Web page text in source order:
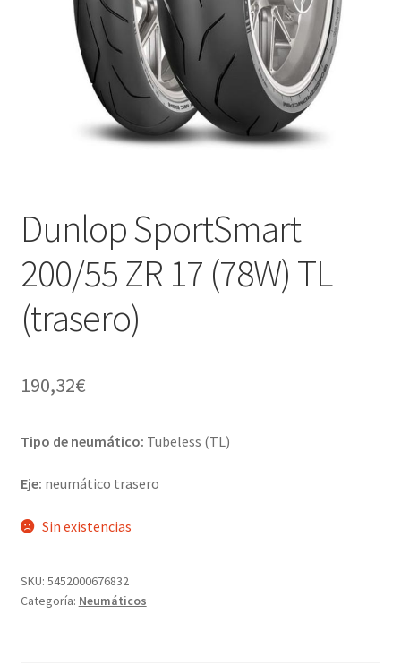
Dunlop SportSmart
200/55 ZR 17 (78W) TL
(trasero)
190,32€
Tipo de neumático: Tubeless (TL)
Eje: neumático trasero
Sin existencias
SKU: 5452000676832
Categoría: Neumáticos